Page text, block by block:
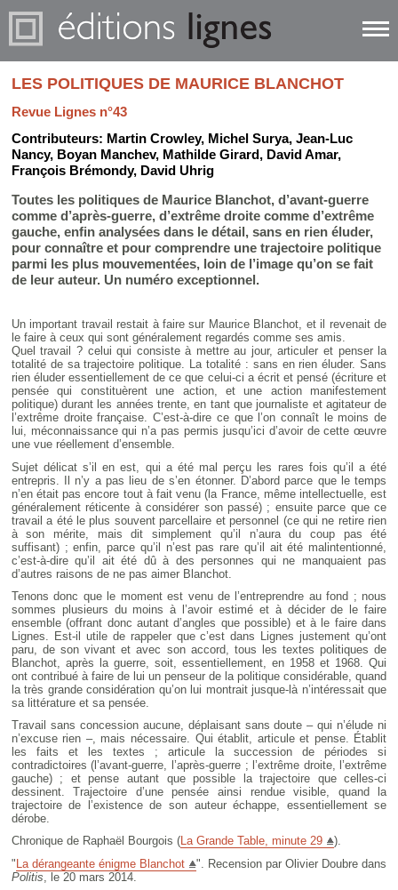
LES POLITIQUES DE MAURICE BLANCHOT
Revue Lignes n°43
Contributeurs: Martin Crowley, Michel Surya, Jean-Luc
Nancy, Boyan Manchev, Mathilde Girard, David Amar,
François Brémondy, David Uhrig
Toutes les politiques de Maurice Blanchot, d’avant-guerre
comme d’après-guerre, d’extrême droite comme d’extrême
gauche, enfin analysées dans le détail, sans en rien éluder,
pour connaître et pour comprendre une trajectoire politique
parmi les plus mouvementées, loin de l’image qu’on se fait
de leur auteur. Un numéro exceptionnel.
Un important travail restait à faire sur Maurice Blanchot, et il revenait de
le faire à ceux qui sont généralement regardés comme ses amis.
Quel travail ? celui qui consiste à mettre au jour, articuler et penser la
totalité de sa trajectoire politique. La totalité : sans en rien éluder. Sans
rien éluder essentiellement de ce que celui-ci a écrit et pensé (écriture et
pensée qui constituèrent une action, et une action manifestement
politique) durant les années trente, en tant que journaliste et agitateur de
l’extrême droite française. C’est-à-dire ce que l’on connaît le moins de
lui, méconnaissance qui n’a pas permis jusqu’ici d’avoir de cette œuvre
une vue réellement d’ensemble.
Sujet délicat s’il en est, qui a été mal perçu les rares fois qu’il a été
entrepris. Il n’y a pas lieu de s’en étonner. D’abord parce que le temps
n’en était pas encore tout à fait venu (la France, même intellectuelle, est
généralement réticente à considérer son passé) ; ensuite parce que ce
travail a été le plus souvent parcellaire et personnel (ce qui ne retire rien
à son mérite, mais dit simplement qu’il n’aura du coup pas été
suffisant) ; enfin, parce qu’il n’est pas rare qu’il ait été malintentionné,
c’est-à-dire qu’il ait été dû à des personnes qui ne manquaient pas
d’autres raisons de ne pas aimer Blanchot.
Tenons donc que le moment est venu de l’entreprendre au fond ; nous
sommes plusieurs du moins à l’avoir estimé et à décider de le faire
ensemble (offrant donc autant d’angles que possible) et à le faire dans
Lignes. Est-il utile de rappeler que c’est dans Lignes justement qu’ont
paru, de son vivant et avec son accord, tous les textes politiques de
Blanchot, après la guerre, soit, essentiellement, en 1958 et 1968. Qui
ont contribué à faire de lui un penseur de la politique considérable, quand
la très grande considération qu’on lui montrait jusque-là n’intéressait que
sa littérature et sa pensée.
Travail sans concession aucune, déplaisant sans doute – qui n’élude ni
n’excuse rien –, mais nécessaire. Qui établit, articule et pense. Établit
les faits et les textes ; articule la succession de périodes si
contradictoires (l’avant-guerre, l’après-guerre ; l’extrême droite, l’extrême
gauche) ; et pense autant que possible la trajectoire que celles-ci
dessinent. Trajectoire d’une pensée ainsi rendue visible, quand la
trajectoire de l’existence de son auteur échappe, essentiellement se
dérobe.
Chronique de Raphaël Bourgois (La Grande Table, minute 29
).
"La dérangeante énigme Blanchot
". Recension par Olivier Doubre dans
Politis , le 20 mars 2014.